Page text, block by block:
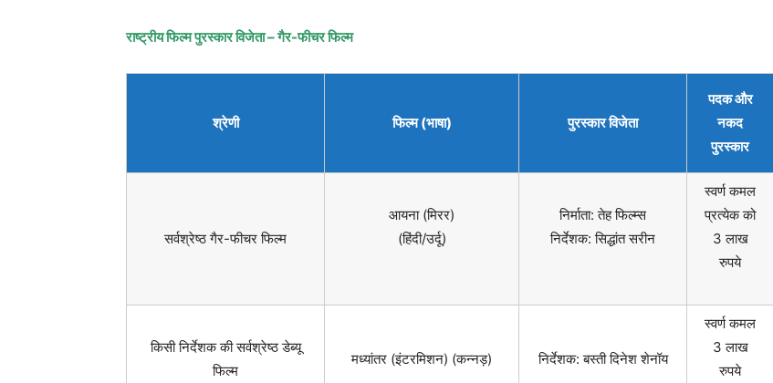
राष्ट्रीय फिल्म पुरस्कार विजेता – गैर-फीचर फिल्म
श्रेणी फिल्म (भाषा) पुरस्कार विजेता
पदक और
नकद
पुरस्कार
सर्वश्रेष्ठ गैर-फीचर फिल्म
आयना (मिरर)
(हिंदी/उर्दू)
निर्माता: तेह फिल्म्स
निर्देशक: सिद्धांत सरीन
स्वर्ण कमल
प्रत्येक को
3 लाख
रुपये
किसी निर्देशक की सर्वश्रेष्ठ डेब्यू
फिल्म
मध्यांतर (इंटरमिशन) (कन्नड़) निर्देशक: बस्ती दिनेश शेनॉय
स्वर्ण कमल
3 लाख
रुपये